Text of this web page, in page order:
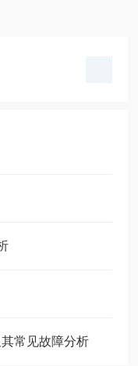
常见故障分析